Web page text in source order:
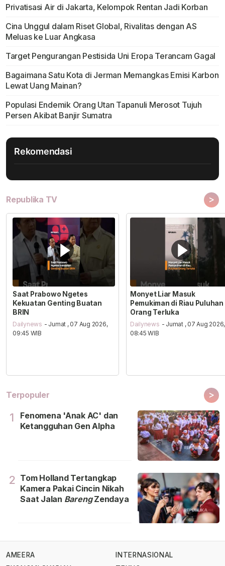
Privatisasi Air di Jakarta, Kelompok Rentan Jadi Korban
Cina Unggul dalam Riset Global, Rivalitas dengan AS
Meluas ke Luar Angkasa
Target Pengurangan Pestisida Uni Eropa Terancam Gagal
Bagaimana Satu Kota di Jerman Memangkas Emisi Karbon
Lewat Uang Mainan?
Populasi Endemik Orang Utan Tapanuli Merosot Tujuh
Persen Akibat Banjir Sumatra
Rekomendasi
Republika TV >
Saat Prabowo Ngetes
Kekuatan Genting Buatan
BRIN
Dailynews - Jumat , 07 Aug 2026,
09:45 WIB
Monyet Liar Masuk
Pemukiman di Riau Puluhan
Orang Terluka
Dailynews - Jumat , 07 Aug 2026,
08:45 WIB
Terpopuler >
1
Fenomena 'Anak AC' dan
Ketangguhan Gen Alpha
2 Tom Holland Tertangkap
Kamera Pakai Cincin Nikah
Saat Jalan BarengZendaya
AMEERA
INTERNASIONAL